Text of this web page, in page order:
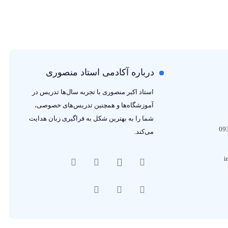
درباره آکادمی استاد منصوری
استاد اکبر منصوری با تجربه سال‌ها تدریس در
آموزشگاه‌ها و همچنین تدریس‌های خصوصی،
شما را به بهترین شکل به فراگیری زبان هدایت
می‌کند.